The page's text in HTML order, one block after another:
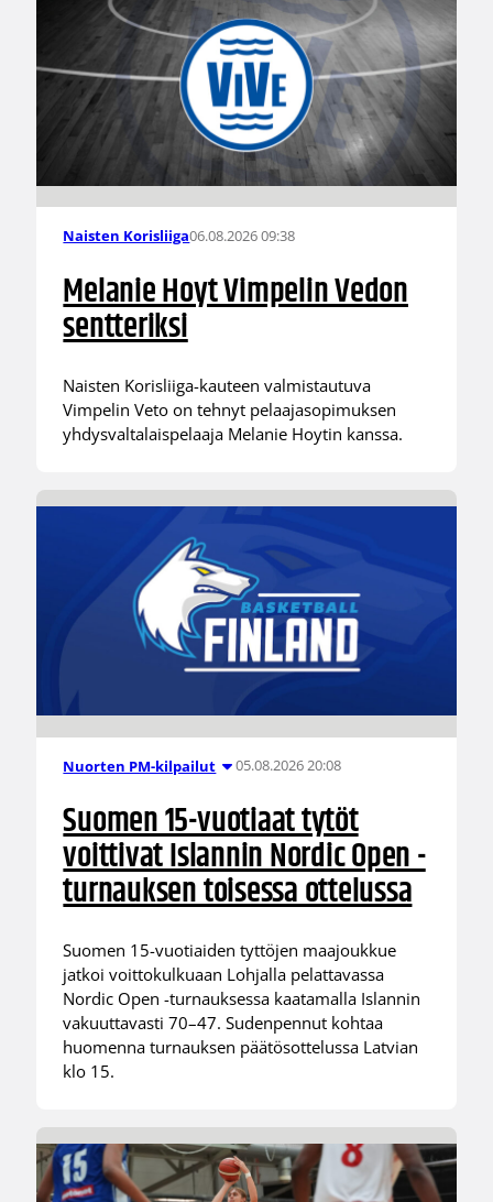
Naisten Korisliiga06.08.2026 09:38
Melanie Hoyt Vimpelin Vedon
sentteriksi
Naisten Korisliiga-kauteen valmistautuva
Vimpelin Veto on tehnyt pelaajasopimuksen
yhdysvaltalaispelaaja Melanie Hoytin kanssa.
Nuorten PM-kilpailut 05.08.2026 20:08
Suomen 15-vuotiaat tytöt
voittivat Islannin Nordic Open -
turnauksen toisessa ottelussa
Suomen 15-vuotiaiden tyttöjen maajoukkue
jatkoi voittokulkuaan Lohjalla pelattavassa
Nordic Open -turnauksessa kaatamalla Islannin
vakuuttavasti 70–47. Sudenpennut kohtaa
huomenna turnauksen päätösottelussa Latvian
klo 15.